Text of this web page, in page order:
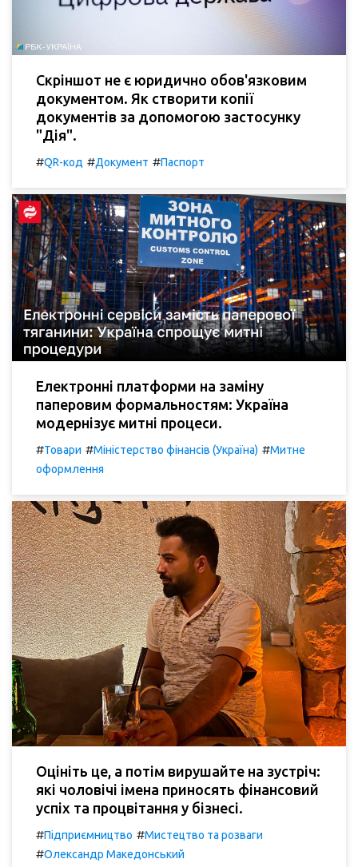
Скріншот не є юридично обов'язковим
документом. Як створити копії
документів за допомогою застосунку
"Дія".
#QR-код #Документ #Паспорт
Електронні платформи на заміну
паперовим формальностям: Україна
модернізує митні процеси.
#Товари #Міністерство фінансів (Україна) #Митне
оформлення
Оцініть це, а потім вирушайте на зустріч:
які чоловічі імена приносять фінансовий
успіх та процвітання у бізнесі.
#Підприємництво #Мистецтво та розваги
#Олександр Македонський